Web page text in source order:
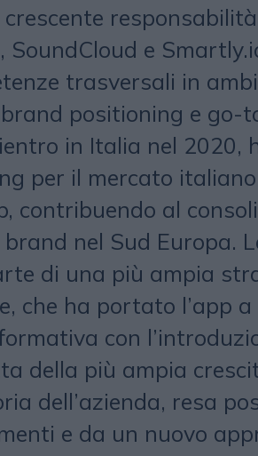
SoundCloud e
trasversali in
positioning e go-
in Italia nel 2020,
per il mercato italiano
contribuendo al
nel Sud Europa.
di una più ampia
che ha portato l’app
con
della più ampia
dell’azienda, resa
e da un nuovo